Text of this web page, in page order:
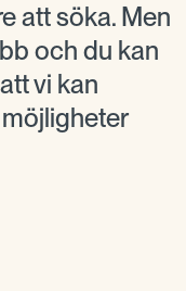
att söka. Men
och du kan
vi kan